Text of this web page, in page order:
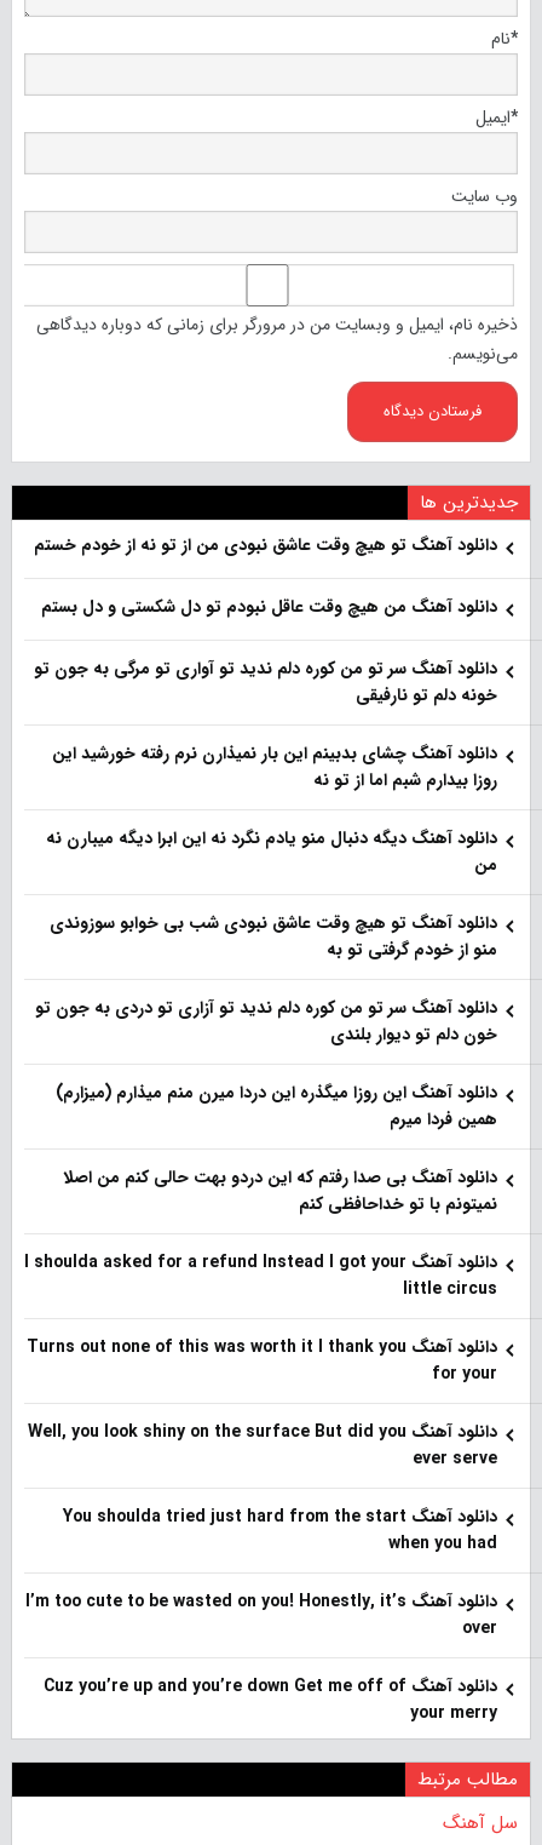
نام*
ایمیل*
وب‌ سایت
ذخیره نام، ایمیل و وبسایت من در مرورگر برای زمانی که دوباره دیدگاهی
می‌نویسم.
جدیدترین ها
دانلود آهنگ تو هیچ وقت عاشق نبودی من از تو نه از خودم خستم
دانلود آهنگ من هیچ وقت عاقل نبودم تو دل شکستی و دل بستم
دانلود آهنگ سر تو من کوره دلم ندید تو آواری تو مرگی به جون تو
خونه دلم تو نارفیقی
دانلود آهنگ چشای بدبینم این بار نمیذارن نرم رفته خورشید این
روزا بیدارم شبم اما از تو نه
دانلود آهنگ دیگه دنبال منو یادم نگرد نه این ابرا دیگه میبارن نه
من
دانلود آهنگ تو هیچ وقت عاشق نبودی شب بی خوابو سوزوندی
منو از خودم گرفتی تو به
دانلود آهنگ سر تو من کوره دلم ندید تو آزاری تو دردی به جون تو
خون دلم تو دیوار بلندی
دانلود آهنگ این روزا میگذره این دردا میرن منم میذارم (میزارم)
همین فردا میرم
دانلود آهنگ بی صدا رفتم که این دردو بهت حالی کنم من اصلا
نمیتونم با تو خداحافظی کنم
دانلود آهنگ I shoulda asked for a refund Instead I got your
little circus
دانلود آهنگ Turns out none of this was worth it I thank you
for your
دانلود آهنگ Well, you look shiny on the surface But did you
ever serve
دانلود آهنگ You shoulda tried just hard from the start
when you had
دانلود آهنگ I’m too cute to be wasted on you! Honestly, it’s
over
دانلود آهنگ Cuz you’re up and you’re down Get me off of
your merry
مطالب مرتبط
سل آهنگ